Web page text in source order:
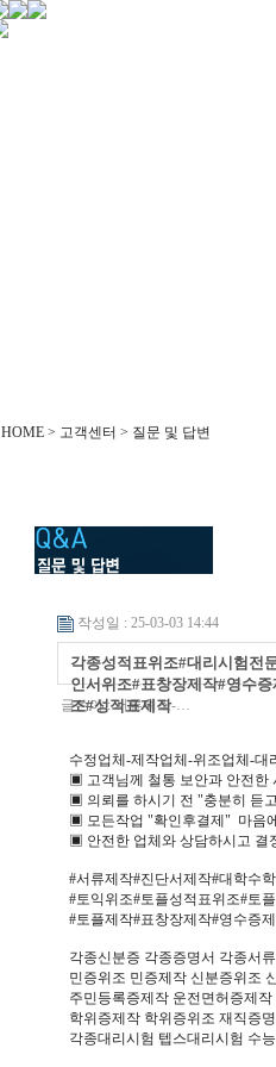
HOME > 고객센터 > 질문 및 답변
작성일 : 25-03-03 14:44
각종성적표위조#대리시험전
인서위조#표창장제작#영수
조#성적표제작
글쓴이 :서류위조-…
수정업체-제작업체-위조업체-대
▣ 고객님께 철통 보안과 안전한
▣ 의뢰를 하시기 전 "충분히 듣
▣ 모든작업 "확인후결제" 마음
▣ 안전한 업체와 상담하시고 결
#서류제작#진단서제작#대학수
#토익위조#토플성적표위조#토
#토플제작#표창장제작#영수증
각종신분증 각종증명서 각종서
민증위조 민증제작 신분증위조
주민등록증제작 운전면허증제
학위증제작 학위증위조 재직증
각종대리시험 텝스대리시험 수